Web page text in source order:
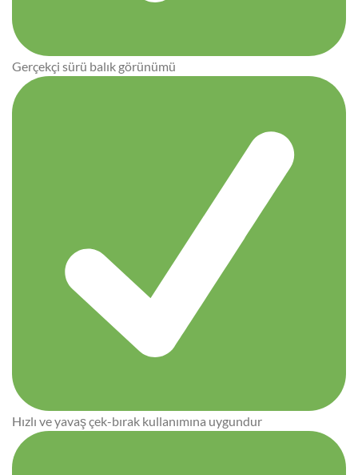
Gerçekçi sürü balık görünümü
Hızlı ve yavaş çek-bırak kullanımına uygundur